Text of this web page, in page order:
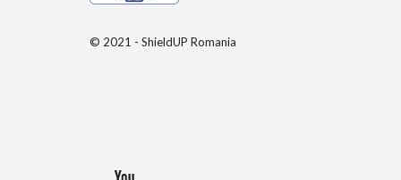
© 2021 - ShieldUP Romania